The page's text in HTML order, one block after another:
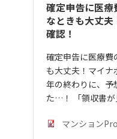
確定申告に医
なときも大丈
確認！
確定申告に医療費
も大丈夫！マイナ
年の終わりに、予
た…！ 「領収書
マンション